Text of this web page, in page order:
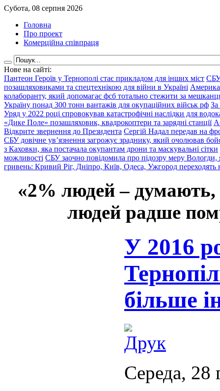
Субота, 08 серпня 2026
Головна
Про проект
Комерційна співпраця
Нове на сайті:
Пантеон Героїв у Тернополі стає прикладом для інших міст СБУ
позашляховиками та спецтехнікою для війни в Україні
колаборанту, який допомагає фсб тотально стежити за
Україну понад 300 тонн вантажів для окупаційних військ рф За
Уряд у 2022 році спровокував катастрофічні наслідки для
«Дике Поле» позашляховик, квадрокоптери та зарядні станції
Відкрите звернення до Президента Сергій Надал передав на
СБУ довічне ув’язнення загрожує зраднику, який очолював
з Каховки, яка постачала окупантам дрони та маскувальні сітки
можливості СБУ заочно повідомила про підозру меру Вологди,
гривень: Кривий Ріг, Дніпро, Київ, Одеса, Ужгород переходять
«2% людей –
людей радше
У 2016
більше
Середа, 28